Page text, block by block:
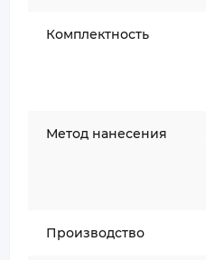
Комплектность
Метод нанесения
Производство